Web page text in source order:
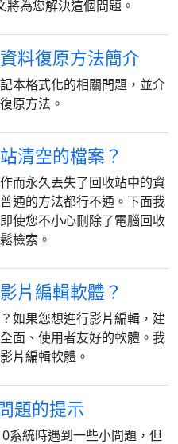
為您解決這個問題。
料復原方法簡介
本格式化的相關問題，並介
原方法。
清空的檔案？
而永久丟失了回收站中的資
通的方法都行不通。下面我
使您不小心刪除了電腦回收
檢索。
片編輯軟體？
如果您想進行影片編輯，建
面、使用者友好的軟體。我
片編輯軟體。
題的提示
系統時遇到一些小問題，但
換
Português